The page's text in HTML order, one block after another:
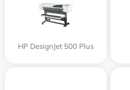
HP DesignJet 500 Plus